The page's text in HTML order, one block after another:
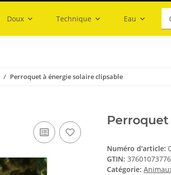
Doux Technique Eau
Perroquet à énergie solaire clipsable
Numéro d'article:
GTIN:
Catégorie: